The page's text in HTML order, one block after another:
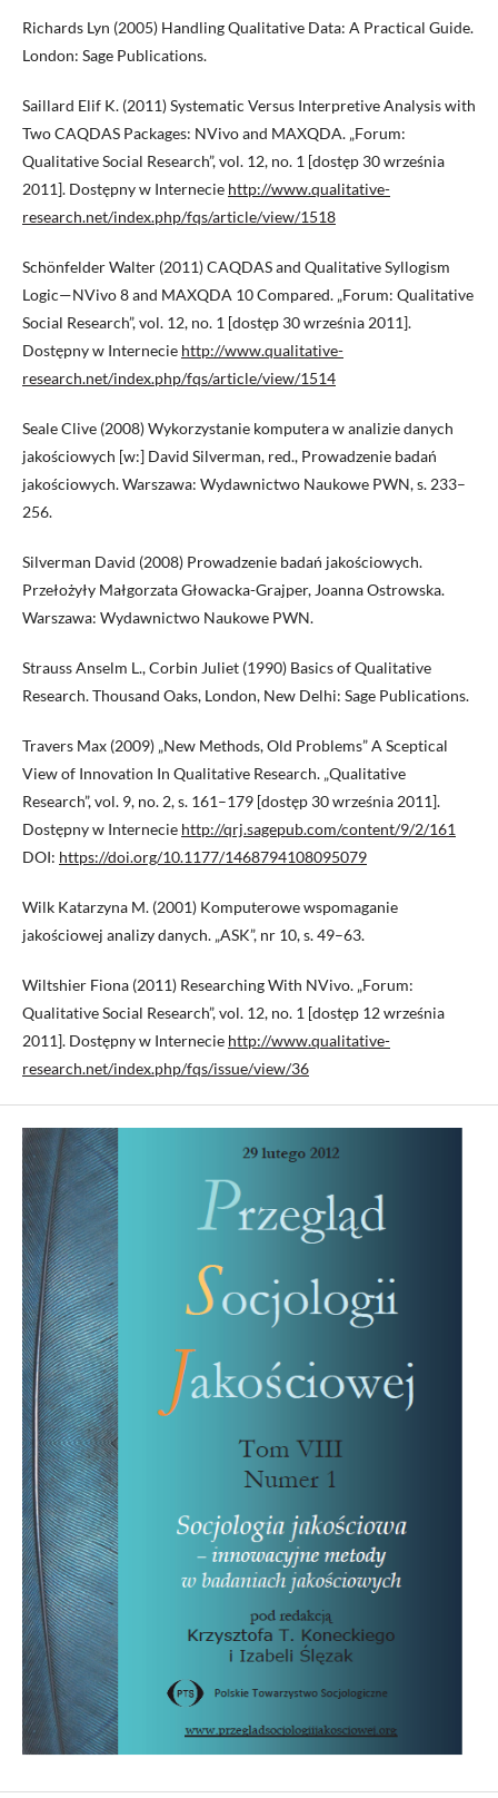
Richards Lyn (2005) Handling Qualitative Data: A Practical Guide.
London: Sage Publications.
Saillard Elif K. (2011) Systematic Versus Interpretive Analysis with
Two CAQDAS Packages: NVivo and MAXQDA. „Forum:
Qualitative Social Research”, vol. 12, no. 1 [dostęp 30 września
2011]. Dostępny w Internecie http://www.qualitative-
research.net/index.php/fqs/article/view/1518
Schönfelder Walter (2011) CAQDAS and Qualitative Syllogism
Logic—NVivo 8 and MAXQDA 10 Compared. „Forum: Qualitative
Social Research”, vol. 12, no. 1 [dostęp 30 września 2011].
Dostępny w Internecie http://www.qualitative-
research.net/index.php/fqs/article/view/1514
Seale Clive (2008) Wykorzystanie komputera w analizie danych
jakościowych [w:] David Silverman, red., Prowadzenie badań
jakościowych. Warszawa: Wydawnictwo Naukowe PWN, s. 233–
256.
Silverman David (2008) Prowadzenie badań jakościowych.
Przełożyły Małgorzata Głowacka-Grajper, Joanna Ostrowska.
Warszawa: Wydawnictwo Naukowe PWN.
Strauss Anselm L., Corbin Juliet (1990) Basics of Qualitative
Research. Thousand Oaks, London, New Delhi: Sage Publications.
Travers Max (2009) „New Methods, Old Problems” A Sceptical
View of Innovation In Qualitative Research. „Qualitative
Research”, vol. 9, no. 2, s. 161–179 [dostęp 30 września 2011].
Dostępny w Internecie http://qrj.sagepub.com/content/9/2/161
DOI: https://doi.org/10.1177/1468794108095079
Wilk Katarzyna M. (2001) Komputerowe wspomaganie
jakościowej analizy danych. „ASK”, nr 10, s. 49–63.
Wiltshier Fiona (2011) Researching With NVivo. „Forum:
Qualitative Social Research”, vol. 12, no. 1 [dostęp 12 września
2011]. Dostępny w Internecie http://www.qualitative-
research.net/index.php/fqs/issue/view/36